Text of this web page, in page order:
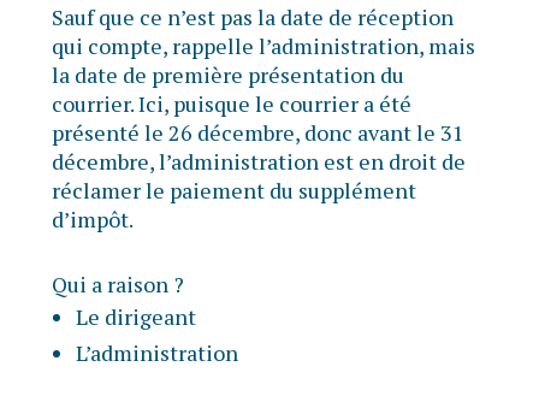
Sauf que ce n’est pas la date de réception
qui compte, rappelle l’administration, mais
la date de première présentation du
courrier. Ici, puisque le courrier a été
présenté le 26 décembre, donc avant le 31
décembre, l’administration est en droit de
réclamer le paiement du supplément
d’impôt.
Qui a raison ?
Le dirigeant
L’administration